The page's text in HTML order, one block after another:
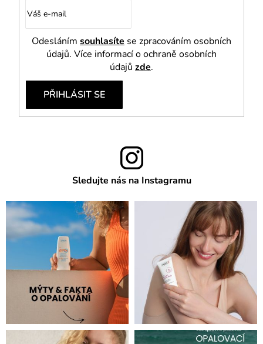
Odesláním souhlasíte se zpracováním osobních
údajů. Více informací o ochraně osobních
údajů zde.
PŘIHLÁSIT SE
Sledujte nás na Instagramu